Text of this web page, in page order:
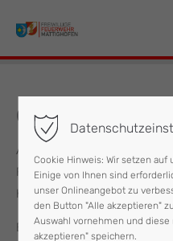
Der Eintrag "offcanvas-
Der Eintrag "offcanvas-
Der Eintrag "offcanvas-
07.10.2022
Am Freitag, dem 07.
Feuerwehr Mattighofen mit
KFZ am Stadtplatz" alarmiert.
Bereits bei der Ausfahrt
Cookie Hinweis: Wir setzen auf
Einige von Ihnen sind
unser Onlineangebot zu
den Button "Alle akzeptieren"
Auswahl vornehmen und
akzeptieren" speichern.